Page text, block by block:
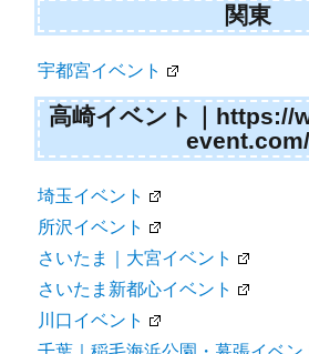
関東
宇都宮イベント
高崎イベント｜https://
event.com/
埼玉イベント
所沢イベント
さいたま｜大宮イベント
さいたま新都心イベント
川口イベント